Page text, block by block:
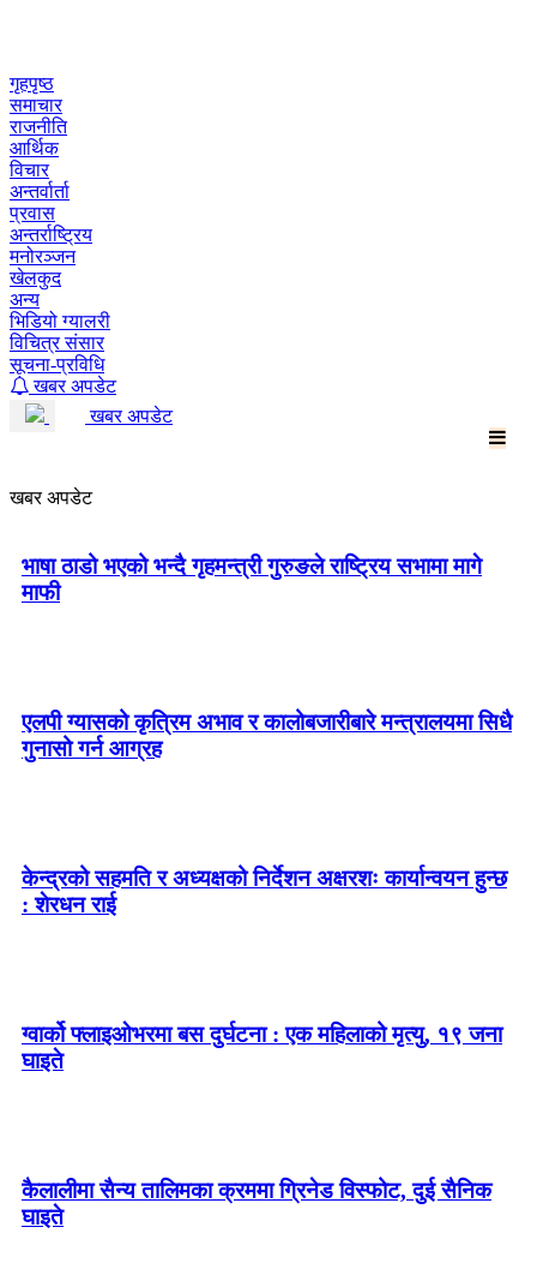
गृहपृष्ठ
समाचार
राजनीति
आर्थिक
विचार
अन्तर्वार्ता
प्रवास
अन्तर्राष्ट्रिय
मनोरञ्जन
खेलकुद
अन्य
भिडियो ग्यालरी
विचित्र संसार
सूचना-प्रविधि
खबर अपडेट
खबर अपडेट
खबर अपडेट
भाषा ठाडो भएको भन्दै गृहमन्त्री गुरुङले राष्ट्रिय सभामा मागे
माफी
एलपी ग्यासको कृत्रिम अभाव र कालोबजारीबारे मन्त्रालयमा सिधै
गुनासो गर्न आग्रह
केन्द्रको सहमति र अध्यक्षको निर्देशन अक्षरशः कार्यान्वयन हुन्छ
: शेरधन राई
ग्वार्को फ्लाइओभरमा बस दुर्घटना : एक महिलाको मृत्यु, १९ जना
घाइते
कैलालीमा सैन्य तालिमका क्रममा ग्रिनेड विस्फोट, दुई सैनिक
घाइते